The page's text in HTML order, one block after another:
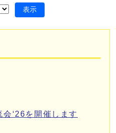
表示
‘26を開催します